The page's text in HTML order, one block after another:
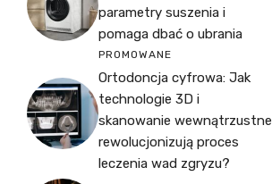
parametry suszenia i
pomaga dbać o ubrania
PROMOWANE
Ortodoncja cyfrowa: Jak
technologie 3D i
skanowanie wewnątrzustne
rewolucjonizują proces
leczenia wad zgryzu?